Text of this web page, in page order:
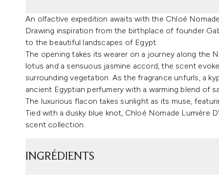
An olfactive expedition awaits with the Chloé
Drawing inspiration from the birthplace of founder
to the beautiful landscapes of Egypt.
The opening takes its wearer on a journey along the
lotus and a sensuous jasmine accord, the scent
surrounding vegetation. As the fragrance unfurls, a
ancient Egyptian perfumery with a warming blend of
The luxurious flacon takes sunlight as its muse,
Tied with a dusky blue knot, Chloé Nomade Lumière
scent collection.
INGRÉDIENTS